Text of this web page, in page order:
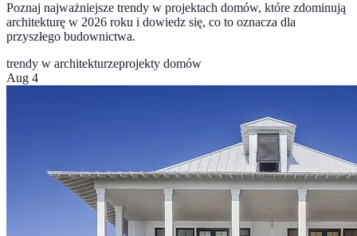
Poznaj najważniejsze trendy w projektach domów, które zdominują
architekturę w 2026 roku i dowiedz się, co to oznacza dla
przyszłego budownictwa.
trendy w architekturzeprojekty domów
Aug 4